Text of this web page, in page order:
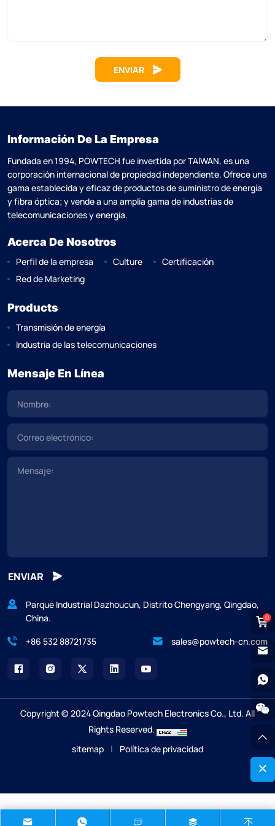
ENVIAR
Información De La Empresa
Fundada en 1994, POWTECH fue invertida por TAlWAN, es una
corporación internacional de propiedad independiente. Ofrece una
gama establecida y eficaz de productos de suministro de energía
y fibra óptica; y vende a una amplia gama de industrias de
telecomunicaciones y energía.
Acerca De Nosotros
Perfil de la empresa Culture
Certificación
Red de Marketing
Products
Transmisión de energía
Industria de las telecomunicaciones
Mensaje En Línea
ENVIAR
Parque Industrial Dazhoucun, Distrito Chengyang, Qingdao,
China.
+86 532 88721735
sales@powtech-cn.com
Copyright © 2024 Qingdao Powtech Electronics Co., Ltd. All
Rights Reserved.
sitemap | Política de privacidad
0